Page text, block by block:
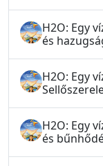
H2O: Egy
és
H2O: Egy
H2O: Egy
és